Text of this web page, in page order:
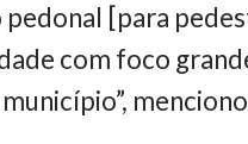
[para
com foco